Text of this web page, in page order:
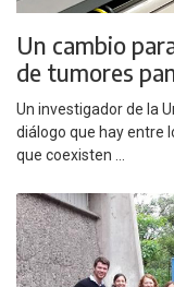
Un cambio
de tumores
Un investigador de la
diálogo que hay entre
que coexisten ...